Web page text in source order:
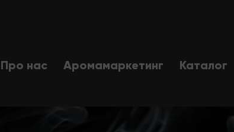
Про нас Аромамаркетинг Каталог